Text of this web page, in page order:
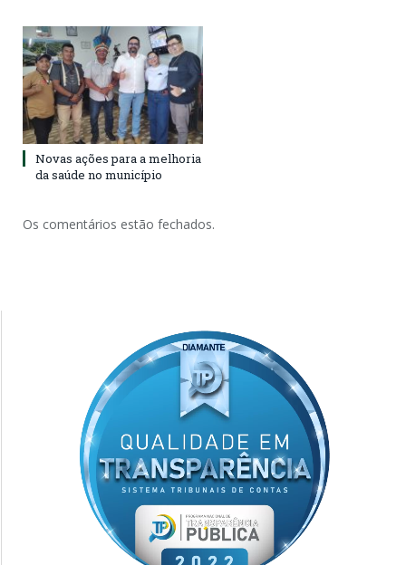
Novas ações para a melhoria
da saúde no município
Os comentários estão fechados.